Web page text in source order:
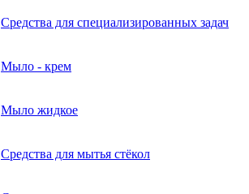
Средства для специализированных задач
Мыло - крем
Мыло жидкое
Средства для мытья стёкол